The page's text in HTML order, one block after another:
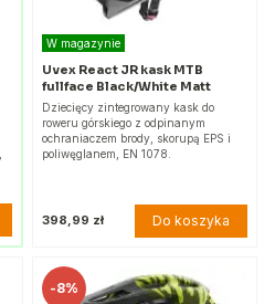
W magazynie
Uvex React JR kask MTB
fullface Black/White Matt
Dziecięcy zintegrowany kask do
roweru górskiego z odpinanym
ochraniaczem brody, skorupą EPS i
poliwęglanem, EN 1078.
398,99 zł Do koszyka
-8%